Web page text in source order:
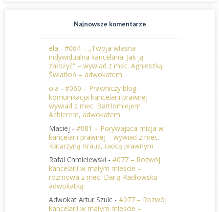
Najnowsze komentarze
ela - #064 – „Twoja własna
indywidualna kancelaria. Jak ją
założyć” – wywiad z mec. Agnieszką
Światłoń – adwokatem
ola - #060 – Prawniczy blog i
komunikacja kancelarii prawnej –
wywiad z mec. Bartłomiejem
Achlerem, adwokatem
Maciej - #081 – Porywająca misja w
kancelarii prawnej – wywiad z mec.
Katarzyną Kraus, radcą prawnym
Rafal Chmielewski - #077 – Rozwój
kancelarii w małym mieście –
rozmowa z mec. Darią Radłowską –
adwokatką
Adwokat Artur Szulc - #077 – Rozwój
kancelarii w małym mieście –